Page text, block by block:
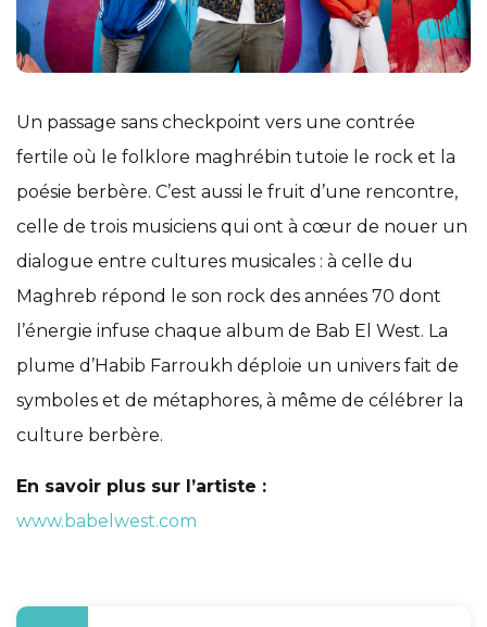
Un passage sans checkpoint vers une contrée
fertile où le folklore maghrébin tutoie le rock et la
poésie berbère. C’est aussi le fruit d’une rencontre,
celle de trois musiciens qui ont à cœur de nouer un
dialogue entre cultures musicales : à celle du
Maghreb répond le son rock des années 70 dont
l’énergie infuse chaque album de Bab El West. La
plume d’Habib Farroukh déploie un univers fait de
symboles et de métaphores, à même de célébrer la
culture berbère.
En savoir plus sur l’artiste :
www.babelwest.com